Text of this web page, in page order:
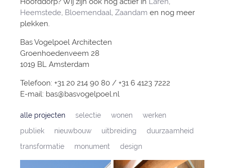
Heemstede, Bloemendaal,Zaandamen nog meer
plekken.
Bas Vogelpoel Architecten
Groenhoedenveem 28
1019 BL Amsterdam
Telefoon: +31 20 214 90 80 / +31 6 4123 7222
E-mail: bas@basvogelpoel.nl
alle projecten selectie wonen
werken
publiek
nieuwbouw uitbreiding
duurzaamheid
transformatie
monument design